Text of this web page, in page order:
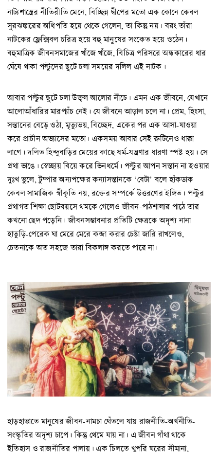
নাট্যশাস্ত্রের নীতিরীতি মেনে, বিচ্ছিন্ন দ্বীপের মতো এক কোনে কেবল
সুরঝঙ্কারের অধিপতি হয়ে থেকে গেলেন, তা কিন্তু নয়। বরং তাঁরা
নাটকের ফ্লেক্সিবল চরিত্র হয়ে বহু মানুষের সংকেত হয়ে ওঠেন।
বহুমাত্রিক জীবনসমাজের খাঁজে খাঁজে, বিচিত্র পরিসরে অন্ধকারের ধার
ঘেঁষে থাকা পল্টুদের ছুটে চলা সময়ের দলিল এই নাটক।
আবার পল্টুর ছুটে চলা উজ্বল আলোর নীচে। এমন এক জীবনে, যেখানে
আলোআঁধারির মারপ্যাঁচ নেই। যে জীবনে আড়াল চলে না। প্রেম, হিংসা,
সন্তানের বেড়ে ওঠা, মৃত্যুভয়, বিচ্ছেদ, একের পর এক আসা-যাওয়া
করে প্রাচীন অভ্যাসের মতো। একসময় আবার সেই রুটিনেও ধাক্কা
লাগে। দলিত হিন্দুবাড়ির মেয়ের কাছে ধর্ম-যন্ত্রণার ধারণা স্পষ্ট হয়। সে
প্রথা ভাঙে। স্বেচ্ছায় বিয়ে করে ভিনধর্মে। পল্টুর আপন সন্তান না হওয়ার
দুঃখ ভুলে, টুম্পার অন্যপক্ষের কন্যাসন্তানকে ‘বেটা’ বলে হাঁকডাক
কেবল সামাজিক স্বীকৃতি নয়, রক্তের সম্পর্কে উত্তরণের ইঙ্গিত। পল্টুর
প্রথাগত শিক্ষা ছোটবয়সে থমকে গেলেও জীবন-পাঠশালার পাঠে তার
কখনো ছেদ পড়েনি। জীবনসম্ভাবনার প্রতিটি ক্ষেত্রকে অদৃশ্য নানা
হাতুড়ি-পেরেক ঘা মেরে মেরে কব্জা করার চেষ্টা জারি রাখলেও,
চেতনাকে অত সহজে তারা বিকলাঙ্গ করতে পারে না।
হাড়হাভাতে মানুষের জীবন-নামচা থেঁতলে যায় রাজনীতি-অর্থনীতি-
সংস্কৃতির অদৃশ্য চাপে। কিন্তু থেমে যায় না। এ জীবন গাঁথা থাকে
ইতিহাস ও রাজনীতির পালায়। এক চিলতে খুপরি ঘরের সীমানা,